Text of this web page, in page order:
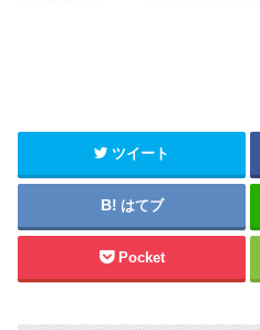
ツイート
はてブ
Pocket